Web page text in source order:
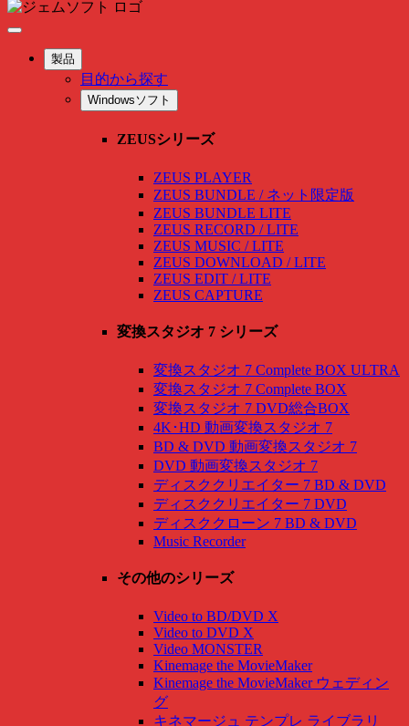
製品
目的から探す
Windowsソフト
ZEUSシリーズ
ZEUS PLAYER
ZEUS BUNDLE / ネット限定版
ZEUS BUNDLE LITE
ZEUS RECORD / LITE
ZEUS MUSIC / LITE
ZEUS DOWNLOAD / LITE
ZEUS EDIT / LITE
ZEUS CAPTURE
変換スタジオ 7 シリーズ
変換スタジオ 7 Complete BOX ULTRA
変換スタジオ 7 Complete BOX
変換スタジオ 7 DVD総合BOX
4K･HD 動画変換スタジオ 7
BD & DVD 動画変換スタジオ 7
DVD 動画変換スタジオ 7
ディスククリエイター 7 BD & DVD
ディスククリエイター 7 DVD
ディスククローン 7 BD & DVD
Music Recorder
その他のシリーズ
Video to BD/DVD X
Video to DVD X
Video MONSTER
Kinemage the MovieMaker
Kinemage the MovieMaker ウェディン
グ
キネマージュ テンプレ ライブラリ